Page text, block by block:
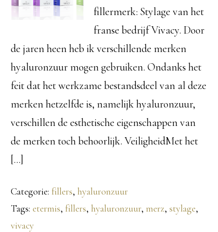
fillermerk: Stylage van het
franse bedrijf Vivacy. Door
de jaren heen heb ik verschillende merken
hyaluronzuur mogen gebruiken. Ondanks het
feit dat het werkzame bestandsdeel van al deze
merken hetzelfde is, namelijk hyaluronzuur,
verschillen de esthetische eigenschappen van
de merken toch behoorlijk. VeiligheidMet het
[…]
Categorie:fillers,hyaluronzuur
Tags:etermis,fillers,hyaluronzuur,merz,stylage,
vivacy